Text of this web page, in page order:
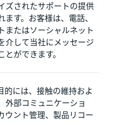
ズされたサポートの提供
ます。お客様は、電話、
またはソーシャルネット
介して当社にメッセージ
とができます。
的には、接触の維持およ
外部コミュニケーショ
ウント管理、製品リコー